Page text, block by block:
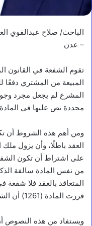
الباحث/ صلاح عبدالقوي
– عدن
تقوم الشفعة في القانون
المبيعة من المشتري دفعًا
المشرع لم يجعل مجرد
محددة نص عليها في المادة (1260) من القانون
ومن أهم هذه الشروط أن
من نفس المادة سالفة
المتعاقد بالعقد فلا شفعة
قررت المادة (1261) أن الشفعة تثبت بالعقد الصحيح.
ويستفاد من هذه النصوص